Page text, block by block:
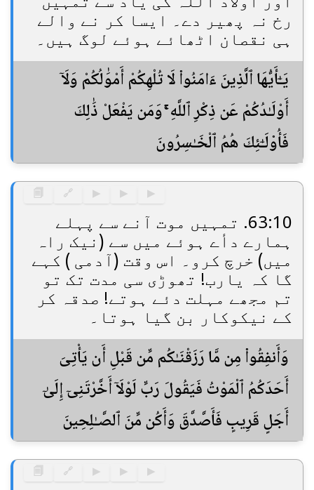
رخ نہ پھیر دے۔ ایسا کر نے والے
ہی نقصان اٹھائے ہوئے لوگ ہیں۔
يَـٰٓأَيُّهَا ٱلَّذِينَ ءَامَنُوا۟ لَا تُلْهِكُمْ أَمْوَٰلُكُمْ وَلَآ
أَوْلَـٰدُكُمْ عَن ذِكْرِ ٱللَّهِ ۚ وَمَن يَفْعَلْ ذَٰلِكَ
فَأُو۟لَـٰٓئِكَ هُمُ ٱلْخَـٰسِرُونَ
▶
▶
▶
🔗
🗐
63:10. تمہیں موت آنے سے پہلے
ہمارے دأے ہوئے میں سے (نیک راہ
میں) خرچ کرو۔ اس وقت (آدمی ) کہے
گا کہ یارب! تھوڑی سی مدت تک تو
تم مجھے مہلت دئے ہوتے! صدقہ کر
کے نیکوکار بن گیا ہوتا۔
وَأَنفِقُوا۟ مِن مَّا رَزَقْنَـٰكُم مِّن قَبْلِ أَن يَأْتِىَ
أَحَدَكُمُ ٱلْمَوْتُ فَيَقُولَ رَبِّ لَوْلَآ أَخَّرْتَنِىٓ إِلَىٰٓ
أَجَلٍ قَرِيبٍ فَأَصَّدَّقَ وَأَكُن مِّنَ ٱلصَّـٰلِحِينَ
▶
▶
▶
🔗
🗐